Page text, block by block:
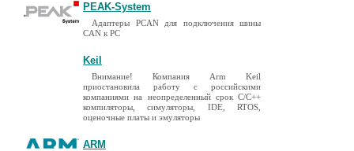
PEAK-System
Адаптеры PCAN для подключения шины
CAN к PC
Keil
Внимание! Компания Arm Keil
приостановила работу с российскими
компаниями на неопределенный срок C/C++
компиляторы, симуляторы, IDE, RTOS,
оценочные платы и эмуляторы
ARM